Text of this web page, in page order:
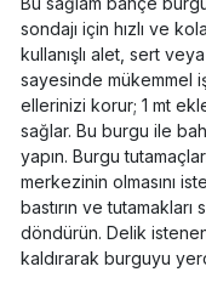
sondajı için hızlı ve
kullanışlı alet, sert
sayesinde mükemmel
ellerinizi korur; 1 mt
sağlar. Bu burgu ile
yapın. Burgu
merkezinin olmasını
bastırın ve
döndürün. Delik
kaldırarak burguyu